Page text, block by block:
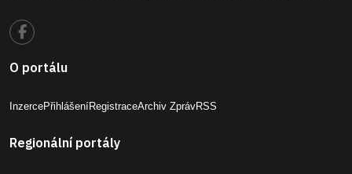
O portálu
InzercePřihlášeníRegistraceArchiv ZprávRSS
Regionální portály